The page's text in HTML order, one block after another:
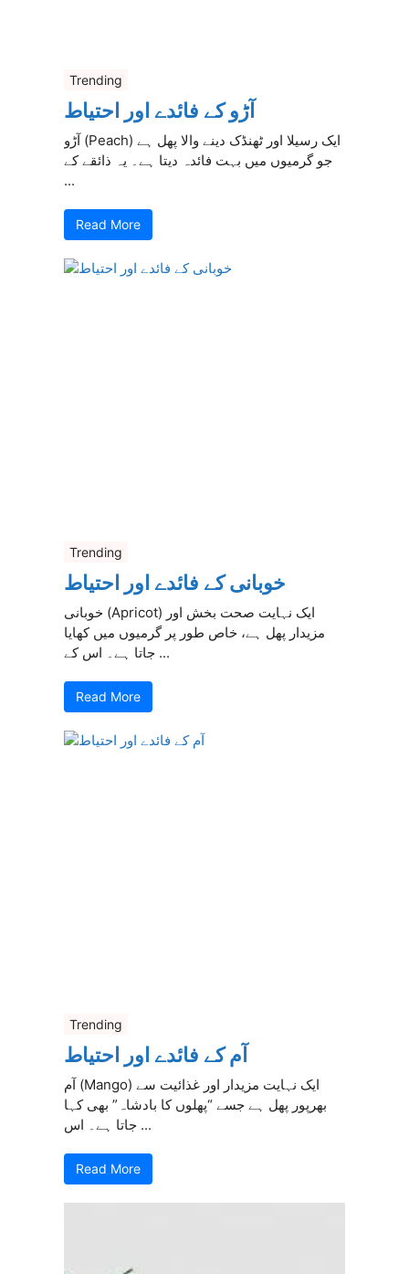
Trending
آڑو کے فائدے اور احتیاط
آڑو (Peach) ایک رسیلا اور ٹھنڈک دینے والا پھل ہے
جو گرمیوں میں بہت فائدہ دیتا ہے۔ یہ ذائقے کے
...
Read More
Trending
خوبانی کے فائدے اور احتیاط
خوبانی (Apricot) ایک نہایت صحت بخش اور
مزیدار پھل ہے، خاص طور پر گرمیوں میں کھایا
جاتا ہے۔ اس کے ...
Read More
Trending
آم کے فائدے اور احتیاط
آم (Mango) ایک نہایت مزیدار اور غذائیت سے
بھرپور پھل ہے جسے “پھلوں کا بادشاہ” بھی کہا
جاتا ہے۔ اس ...
Read More